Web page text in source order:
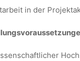
in der